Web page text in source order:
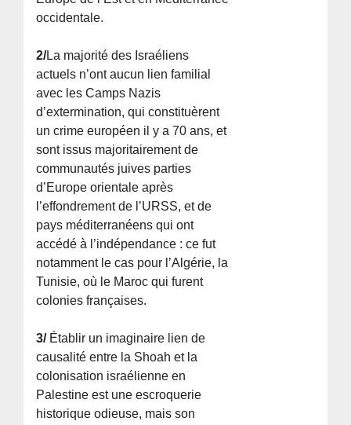
occidentale.
2/La majorité des Israéliens
actuels n’ont aucun lien familial
avec les Camps Nazis
d’extermination, qui constituèrent
un crime européen il y a 70 ans, et
sont issus majoritairement de
communautés juives parties
d’Europe orientale après
l’effondrement de l’URSS, et de
pays méditerranéens qui ont
accédé à l’indépendance : ce fut
notamment le cas pour l’Algérie, la
Tunisie, où le Maroc qui furent
colonies françaises.
3/Établir un imaginaire lien de
causalité entre la Shoah et la
colonisation israélienne en
Palestine est une escroquerie
historique odieuse, mais son